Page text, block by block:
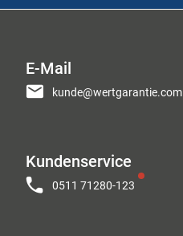
E-Mail
kunde@wertgarantie.com
Kundenservice
0511 71280-123